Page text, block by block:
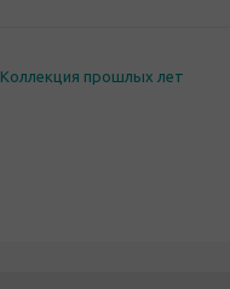
Коллекция прошлых лет